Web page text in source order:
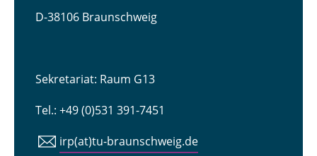
D-38106 Braunschweig
Sekretariat: Raum G13
Tel.: +49 (0)531 391-7451
irp(at)tu-braunschweig.de